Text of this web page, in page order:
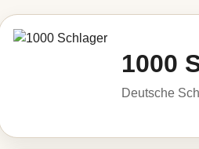
1000
Deutsche